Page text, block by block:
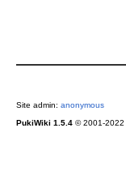
Site admin: anonymous
PukiWiki 1.5.4© 2001-2022